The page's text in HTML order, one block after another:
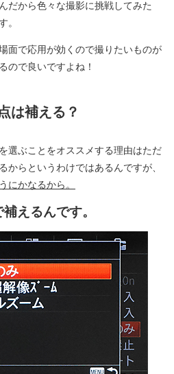
だから色々な撮影に挑戦してみた
。
面で応用が効くので撮りたいものが
ので良いですよね！
は補える？
選ぶことをオススメする理由はただ
からというわけではあるんですが、
にかなるから。
えるんです。